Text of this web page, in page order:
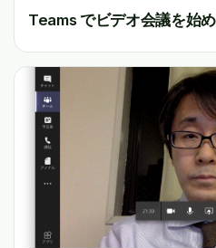
Teams でビデオ会議を始め